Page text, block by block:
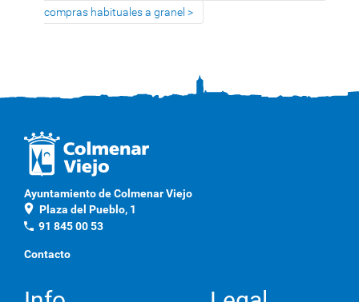
compras habituales a granel
Ayuntamiento de Colmenar Viejo
location_on Plaza del Pueblo, 1
phone 91 845 00 53
Contacto